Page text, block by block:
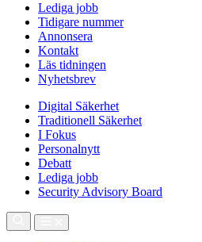
Lediga jobb
Tidigare nummer
Annonsera
Kontakt
Läs tidningen
Nyhetsbrev
Digital Säkerhet
Traditionell Säkerhet
I Fokus
Personalnytt
Debatt
Lediga jobb
Security Advisory Board